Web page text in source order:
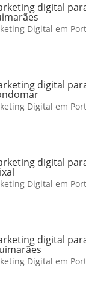
digital
Digital em
digital
Digital em
digital
Digital em
digital
Digital em